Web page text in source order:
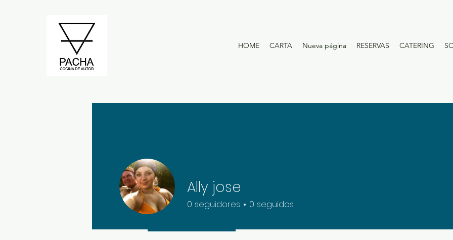
HOME CARTA Nueva página RESERVAS CATERING
Ally jose
0 seguidores 0 seguidos